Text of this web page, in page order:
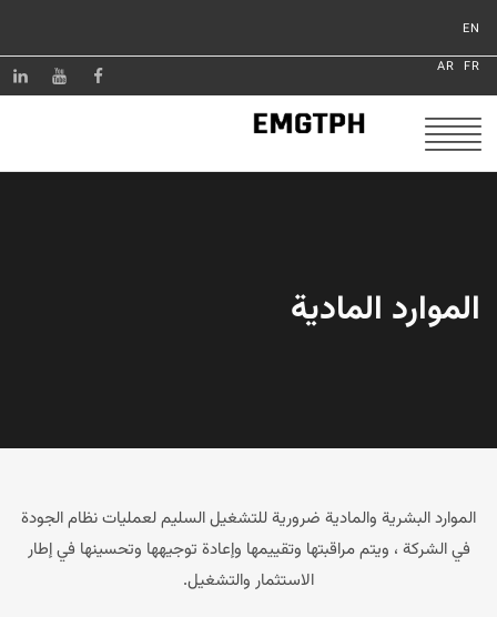
AR
EN
FR
الموارد المادية
الموارد البشرية والمادية ضرورية للتشغيل السليم لعمليات نظام الجودة
في الشركة ، ويتم مراقبتها وتقييمها وإعادة توجيهها وتحسينها في إطار
الاستثمار والتشغيل.